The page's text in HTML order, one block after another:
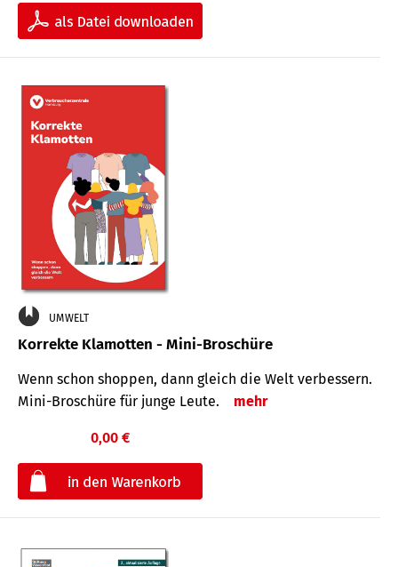
UMWELT
Korrekte Klamotten - Mini-Broschüre
Wenn schon shoppen, dann gleich die Welt verbessern.
Mini-Broschüre für junge Leute.
mehr
0,00 €